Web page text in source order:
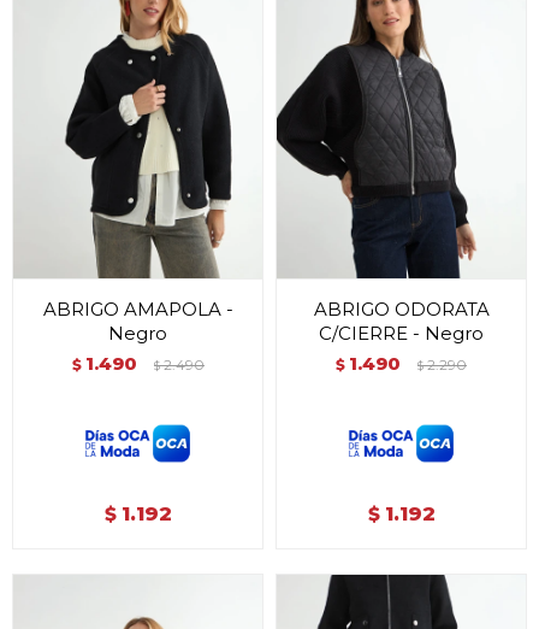
ABRIGO AMAPOLA -
Negro
$ 1.490 $ 2.490
$ 1.192
ABRIGO ODORATA
C/CIERRE - Negro
$ 1.490 $ 2.290
$ 1.192